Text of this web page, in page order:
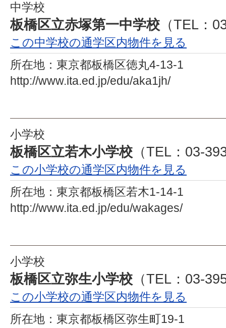
中学校
板橋区立赤塚第一中学校 （TEL：
この中学校の通学区内物件を見る
所在地： 東京都板橋区徳丸4-13-1
http://www.ita.ed.jp/edu/aka1jh/
小学校
板橋区立若木小学校 （TEL：03-
この小学校の通学区内物件を見る
所在地： 東京都板橋区若木1-14-1
http://www.ita.ed.jp/edu/wakages/
小学校
板橋区立弥生小学校 （TEL：03-
この小学校の通学区内物件を見る
所在地： 東京都板橋区弥生町19-1